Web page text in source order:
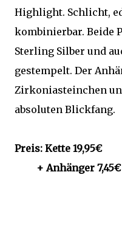
Highlight. Schlicht,
kombinierbar. Beide
Sterling Silber und
gestempelt. Der
Zirkoniasteinchen
absoluten Blickfang.
Preis: Kette 19,95€
+ Anhänger 7,45€